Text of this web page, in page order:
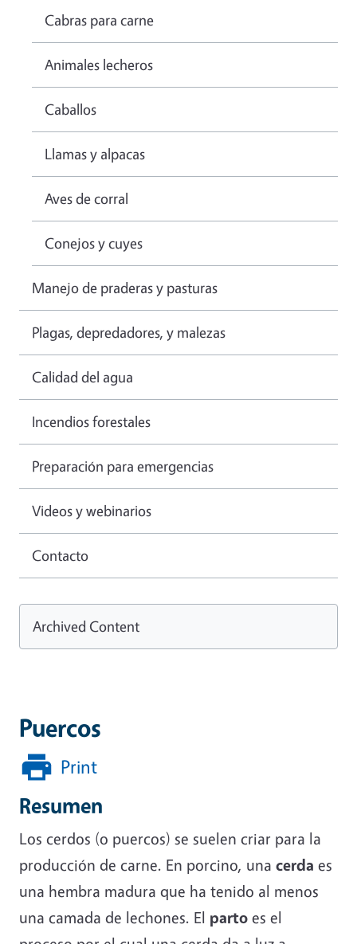
Puercos
Print
Resumen
Los cerdos (o puercos) se suelen criar para la
producción de carne. En porcino, una cerda es
una hembra madura que ha tenido al menos
una camada de lechones. El parto es el
Cabras para carne
Animales lecheros
Caballos
Llamas y alpacas
Aves de corral
Conejos y cuyes
Manejo de praderas y pasturas
Plagas, depredadores, y malezas
Calidad del agua
Incendios forestales
Preparación para emergencias
Videos y webinarios
Contacto
Archived Content